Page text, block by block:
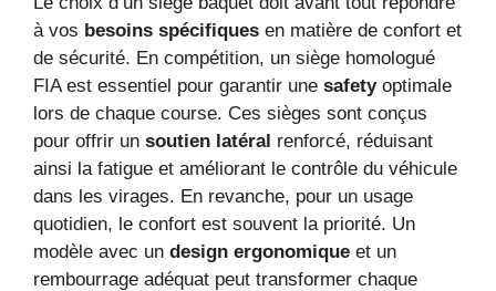
à vos besoins spécifiques en matière de confort et
de sécurité. En compétition, un siège homologué
FIA est essentiel pour garantir une safetyoptimale
lors de chaque course. Ces sièges sont conçus
pour offrir un soutien latéral renforcé, réduisant
ainsi la fatigue et améliorant le contrôle du véhicule
dans les virages. En revanche, pour un usage
quotidien, le confort est souvent la priorité. Un
modèle avec un design ergonomique et un
rembourrage adéquat peut transformer chaque